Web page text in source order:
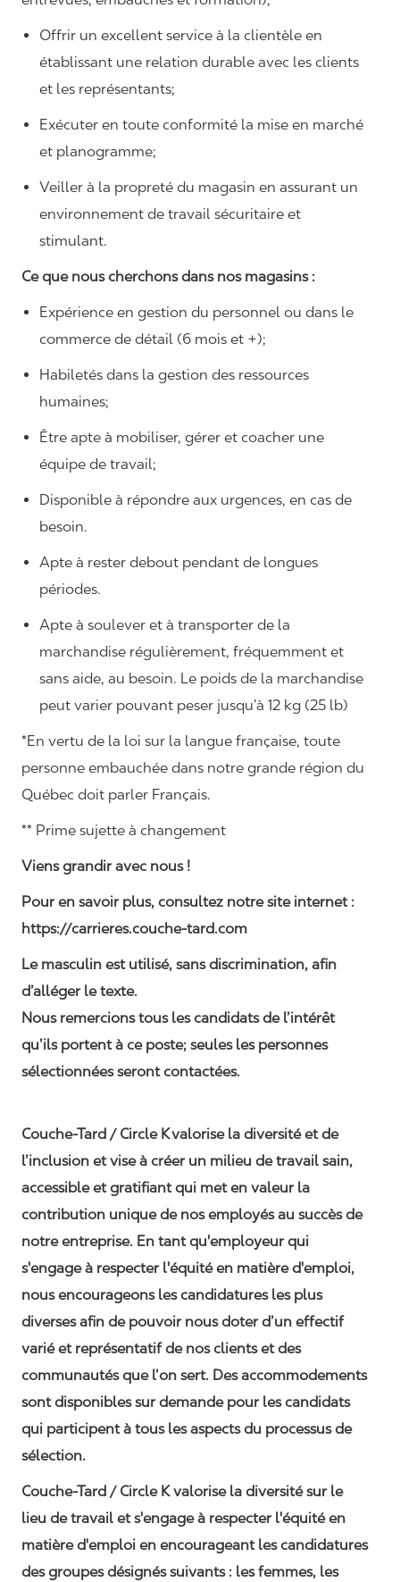
Offrir un excellent service à la clientèle en
établissant une relation durable avec les clients
et les représentants;
Exécuter en toute conformité la mise en marché
et planogramme;
Veiller à la propreté du magasin en assurant un
environnement de travail sécuritaire et
stimulant.
Ce que nous cherchons dans nos magasins :
Expérience en gestion du personnel ou dans le
commerce de détail (6 mois et +);
Habiletés dans la gestion des ressources
humaines;
Être apte à mobiliser, gérer et coacher une
équipe de travail;
Disponible à répondre aux urgences, en cas de
besoin.
Apte à rester debout pendant de longues
périodes.
Apte à soulever et à transporter de la
marchandise régulièrement, fréquemment et
sans aide, au besoin. Le poids de la marchandise
peut varier pouvant peser jusqu’à 12 kg (25 lb)
*En vertu de la loi sur la langue française, toute
personne embauchée dans notre grande région du
Québec doit parler Français.
** Prime sujette à changement
Viens grandir avec nous !
Pour en savoir plus, consultez notre site internet :
https://carrieres.couche-tard.com
Le masculin est utilisé, sans discrimination, afin
d’alléger le texte.
Nous remercions tous les candidats de l’intérêt
qu’ils portent à ce poste; seules les personnes
sélectionnées seront contactées.
Couche-Tard / Circle Kvalorise la diversité et de
l’inclusion et vise à créer un milieu de travail sain,
accessible et gratifiant qui met en valeur la
contribution unique de nos employés au succès de
notre entreprise. En tant qu'employeur qui
s'engage à respecter l'équité en matière d'emploi,
nous encourageons les candidatures les plus
diverses afin de pouvoir nous doter d’un effectif
varié et représentatif de nos clients et des
communautés que l’on sert. Des accommodements
sont disponibles sur demande pour les candidats
qui participent à tous les aspects du processus de
sélection.
Couche-Tard / Circle K valorise la diversité sur le
lieu de travail et s'engage à respecter l'équité en
matière d'emploi en encourageant les candidatures
des groupes désignés suivants : les femmes, les